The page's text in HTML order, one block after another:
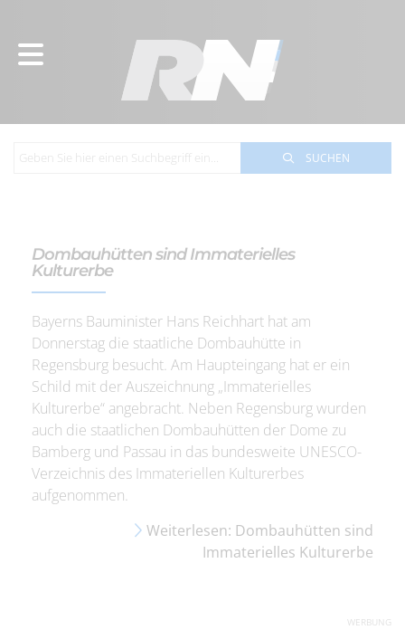
SUCHEN
Dombauhütten sind Immaterielles
Kulturerbe
Bayerns Bauminister Hans Reichhart hat am
Donnerstag die staatliche Dombauhütte in
Regensburg besucht. Am Haupteingang hat er ein
Schild mit der Auszeichnung „Immaterielles
Kulturerbe“ angebracht. Neben Regensburg wurden
auch die staatlichen Dombauhütten der Dome zu
Bamberg und Passau in das bundesweite UNESCO-
Verzeichnis des Immateriellen Kulturerbes
aufgenommen.
Weiterlesen: Dombauhütten sind
Immaterielles Kulturerbe
WERBUNG